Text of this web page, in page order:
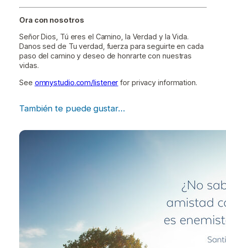
Ora con nosotros
Señor Dios, Tú eres el Camino, la Verdad y la Vida.
Danos sed de Tu verdad, fuerza para seguirte en cada
paso del camino y deseo de honrarte con nuestras
vidas.
See omnystudio.com/listener for privacy information.
También te puede gustar…